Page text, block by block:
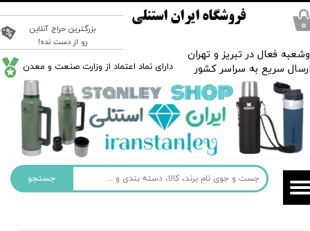
جستجو
بزرگترین حراج آنلاین
رو از دست نده!
۰
​دارای نماد اعتماد از وزارت صنعت و معدن
فروشگاه ایران استنلی
فعال در تبریز و تهران
سریع به سراسر کشور